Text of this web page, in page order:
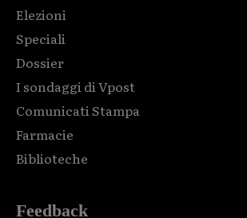
Elezioni
Speciali
Dossier
I sondaggi di Vpost
Comunicati Stampa
Farmacie
Biblioteche
Feedback